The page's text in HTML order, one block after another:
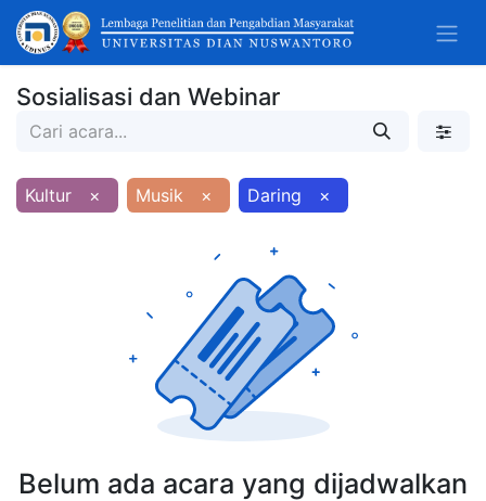
Sosialisasi dan Webinar
Kultur × Musik × Daring ×
Belum ada acara yang dijadwalkan